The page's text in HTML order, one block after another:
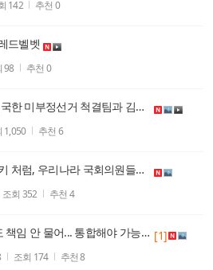
142 추천 0
드벨벳
98 추천 0
뉴스데일리베스트 ㅡ 어제 입국한 미부정선거 척결팀과 김용현이 밝힌 윤석열대통령 의지를 하나로....
1,050 추천 6
우크라이나 코메디언 젤렌스키 처럼, 우리나라 국회의원들도, 코메디같은 말, 잘한다. 이대로 좋은가??
조회 352 추천 4
이재명, 육사 쿠데타 세번에도 책임 안 물어... 통합해야 가능성 줄어들어 [1]
조회 174 추천8